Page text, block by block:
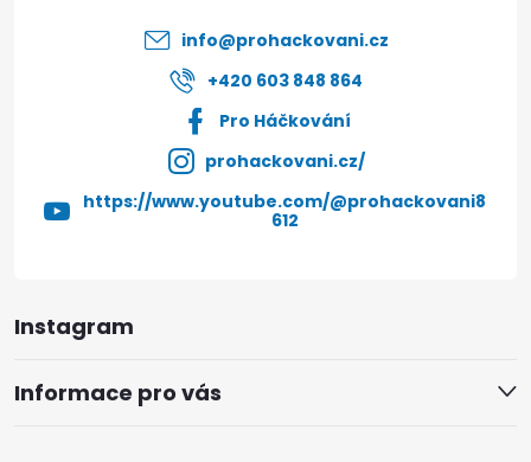
Instagram
Informace pro vás
info@prohackovani.cz
+420 603 848 864
Pro Háčkování
prohackovani.cz/
https://www.youtube.com/@prohackovani8
612